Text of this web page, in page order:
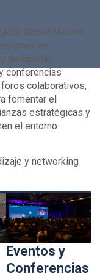
Global México
en
desarrollo
conferencias
colaborativos,
fomentar el
estratégicas y
el entorno
y networking
Eventos y
Conferencias